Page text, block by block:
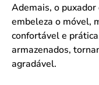
Ademais, o puxador
embeleza o móvel,
confortável e
armazenados,
agradável.